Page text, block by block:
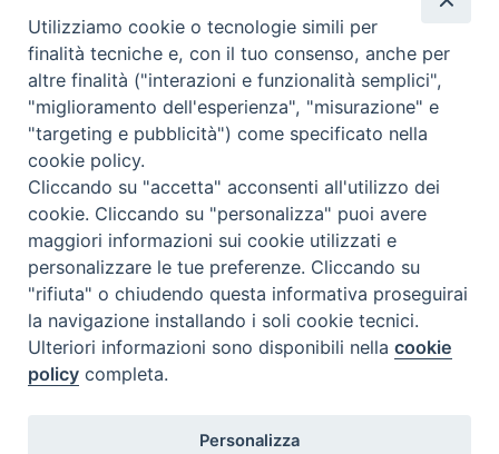
Comunicati Stampa
Il cordoglio dei Vescovi di Puglia per la morte di S.E.R. Mons. Agostino
Superbo
Nasce la Consulta Diocesana delle Aggregazioni Laicali di Castellaneta
Archivio comunicati stampa
2026 © Diocesi di Castellaneta
Utilizziamo cookie o tecnologie simili per
finalità tecniche e, con il tuo consenso, anche per
altre finalità ("interazioni e funzionalità semplici",
"miglioramento dell'esperienza", "misurazione" e
"targeting e pubblicità") come specificato nella
cookie policy.
Cliccando su "accetta" acconsenti all'utilizzo dei
cookie. Cliccando su "personalizza" puoi avere
maggiori informazioni sui cookie utilizzati e
personalizzare le tue preferenze. Cliccando su
"rifiuta" o chiudendo questa informativa proseguirai
la navigazione installando i soli cookie tecnici.
Ulteriori informazioni sono disponibili nellacookie
policy completa.
Personalizza